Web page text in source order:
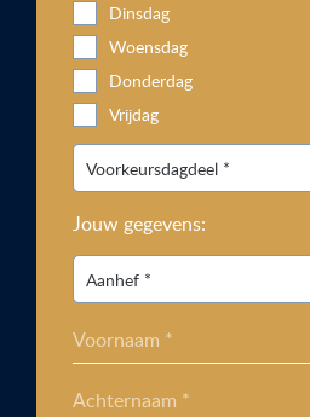
Dinsdag
Woensdag
Donderdag
Vrijdag
Jouw gegevens:
Voornaam *
Achternaam *